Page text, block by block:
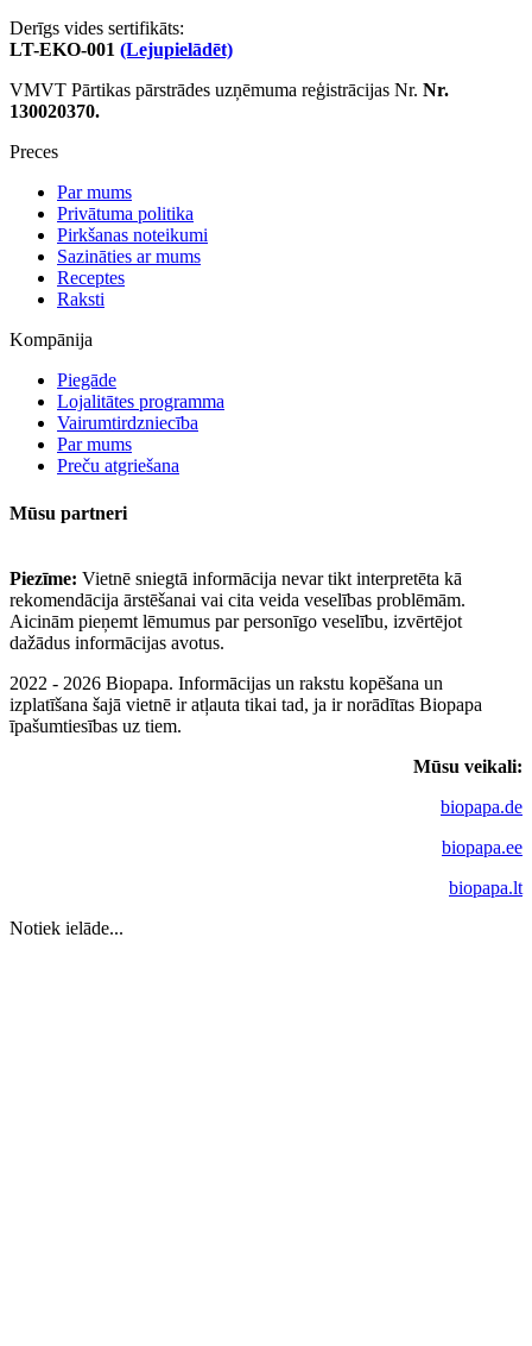
Derīgs vides sertifikāts:
LT-EKO-001 (Lejupielādēt)
VMVT Pārtikas pārstrādes uzņēmuma reģistrācijas Nr. Nr.
130020370.
Preces
Par mums
Privātuma politika
Pirkšanas noteikumi
Sazināties ar mums
Receptes
Raksti
Kompānija
Piegāde
Lojalitātes programma
Vairumtirdzniecība
Par mums
Preču atgriešana
Mūsu partneri
Piezīme: Vietnē sniegtā informācija nevar tikt interpretēta kā
rekomendācija ārstēšanai vai cita veida veselības problēmām.
Aicinām pieņemt lēmumus par personīgo veselību, izvērtējot
dažādus informācijas avotus.
2022 - 2026 Biopapa. Informācijas un rakstu kopēšana un
izplatīšana šajā vietnē ir atļauta tikai tad, ja ir norādītas Biopapa
īpašumtiesības uz tiem.
Mūsu veikali:
biopapa.de
biopapa.ee
biopapa.lt
Notiek ielāde...